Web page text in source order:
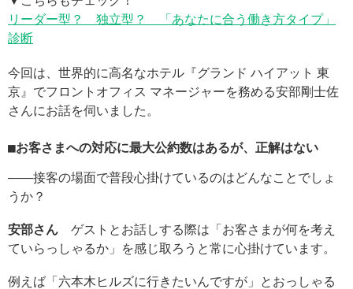
リーダー型？ 独立型？ 「あなたに合う働き方タイプ」
診断
今回は、世界的に高名なホテル『グランド ハイアット 東
京』でフロントオフィス マネージャーを務める安部剛士佐
さんにお話を伺いました。
■お客さまへの対応に最大公約数はあるが、正解はない
――接客の場面で普段心掛けているのはどんなことでしょ
うか？
安部さん ゲストとお話しする際は「お客さまが何を考え
ていらっしゃるか」を感じ取ろうと常に心掛けています。
例えば「六本木ヒルズに行きたいんですが」とおっしゃる